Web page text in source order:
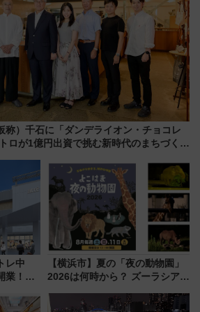
称）千石に「ダンデライオン・チョコレ
ロが1億円出資で挑む新時代のまちづくり
レ中
業！新
【横浜市】夏の「夜の動物園」
2026は何時から？ ズーラシア・
見どころ、限定イベントを徹底